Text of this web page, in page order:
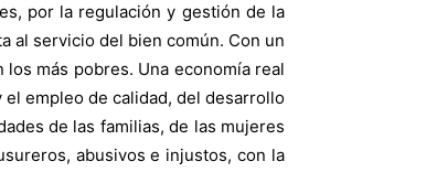
por la regulación y gestión de la
al servicio del bien común. Con un
más pobres. Una economía real
empleo de calidad, del desarrollo
de las familias, de las mujeres
abusivos e injustos, con la